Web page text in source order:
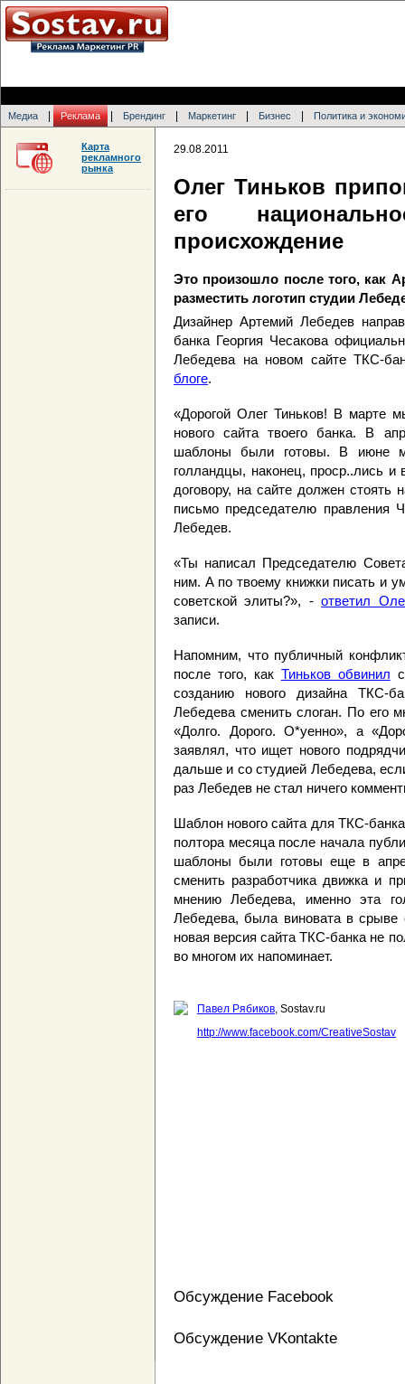
Медиа Реклама Брендинг Маркетинг Бизнес Политика и
29.08.2011
Олег Тиньков
его
происхождение
Это произошло после того, как
разместить логотип студии
Дизайнер Артемий Лебедев
банка Георгия Чесакова
Лебедева на новом сайте ТКС-
блоге.
«Дорогой Олег Тиньков! В марте
нового сайта твоего банка. В
шаблоны были готовы. В июне
голландцы, наконец, проср..лись
договору, на сайте должен
письмо председателю правления
Лебедев.
«Ты написал Председателю
ним. А по твоему книжки писать и
советской элиты?», -ответил
записи.
Напомним, что публичный
после того, как Тиньков обвинил
созданию нового дизайна ТКС-
Лебедева сменить слоган. По его
«Долго. Дорого. О*уенно», а
заявлял, что ищет нового
дальше и со студией Лебедева,
раз Лебедев не стал ничего
Шаблон нового сайта для ТКС-
полтора месяца после начала
шаблоны были готовы еще в
сменить разработчика движка и
мнению Лебедева, именно эта
Лебедева, была виновата в срыве
новая версия сайта ТКС-банка не
во многом их напоминает.
Павел Рябиков, Sostav.ru
http://www.facebook.com/CreativeSostav
Обсуждение Facebook
Обсуждение VKontakte
Карта
рекламного
рынка